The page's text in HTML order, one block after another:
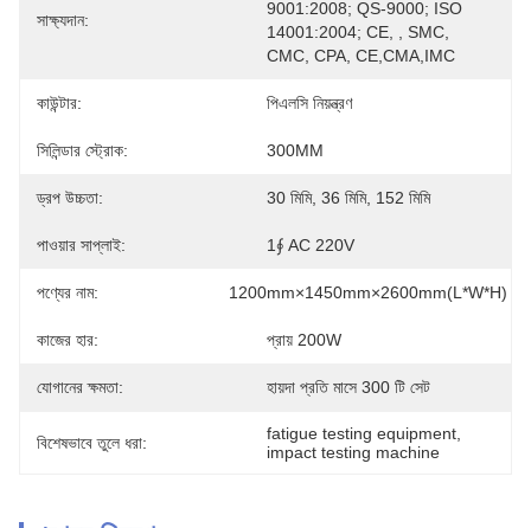
সাক্ষ্যদান:
9001:2008; QS-9000; ISO
14001:2004; CE, , SMC,
CMC, CPA, CE,CMA,IMC
কাউন্টার: পিএলসি নিয়ন্ত্রণ
সিলিন্ডার স্ট্রোক: 300MM
ড্রপ উচ্চতা: 30 মিমি, 36 মিমি, 152 মিমি
পাওয়ার সাপ্লাই: 1∮ AC 220V
পণ্যের নাম: 1200mm×1450mm×2600mm(L*W*H)
কাজের হার: প্রায় 200W
যোগানের ক্ষমতা: হায়দা প্রতি মাসে 300 টি সেট
বিশেষভাবে তুলে ধরা: fatigue testing equipment
impact testing machine